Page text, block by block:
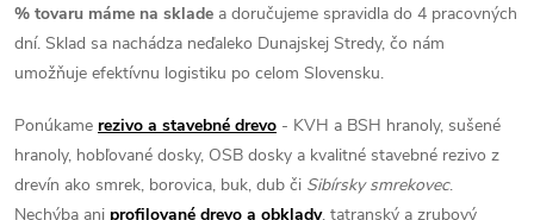
% tovaru máme na sklade a doručujeme spravidla do 4 pracovných
dní. Sklad sa nachádza neďaleko Dunajskej Stredy, čo nám
umožňuje efektívnu logistiku po celom Slovensku.
Ponúkame rezivo a stavebné drevo - KVH a BSH hranoly, sušené
hranoly, hobľované dosky, OSB dosky a kvalitné stavebné rezivo z
drevín ako smrek, borovica, buk, dub či Sibírsky smrekovec.
Nechýba ani profilované drevo a obklady, tatranský a zrubový